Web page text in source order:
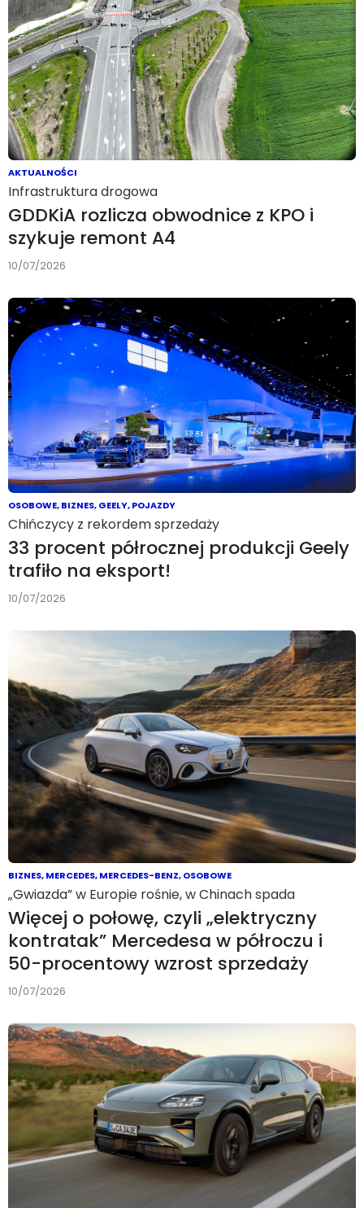
AKTUALNOŚCI
Infrastruktura drogowa
GDDKiA rozlicza obwodnice z KPO i
szykuje remont A4
10/07/2026
OSOBOWE,BIZNES,GEELY,POJAZDY
Chińczycy z rekordem sprzedaży
33 procent półrocznej produkcji Geely
trafiło na eksport!
10/07/2026
BIZNES,MERCEDES,MERCEDES-BENZ,OSOBOWE
„Gwiazda” w Europie rośnie, w Chinach spada
Więcej o połowę, czyli „elektryczny
kontratak” Mercedesa w półroczu i
50-procentowy wzrost sprzedaży
10/07/2026